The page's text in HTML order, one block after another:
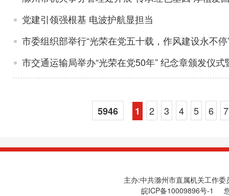
党建引领强根基 电波护航显担当
市委组织部举行“光荣在党五十载，作风建设永不
市交通运输局举办“光荣在党50年” 纪念章颁发仪
5946 1 2 3 4 5 6 7
主办:中共滁州市直属机关工作
皖ICP备10009896号-1
您